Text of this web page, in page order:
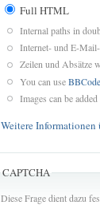
Full HTML
Internal paths in
Internet- und E-
Zeilen und Absätze
You can useBBCode
Images can be
Weitere
CAPTCHA
Diese Frage dient dazu